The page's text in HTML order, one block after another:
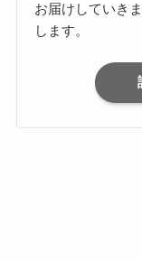
お届けしていき
します。